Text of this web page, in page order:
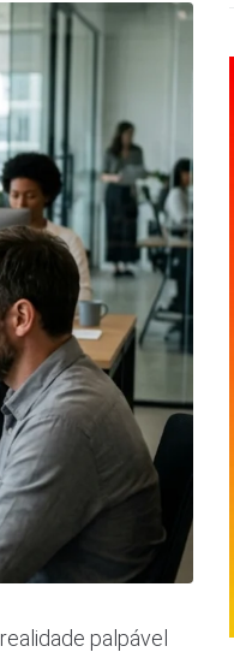
palpável